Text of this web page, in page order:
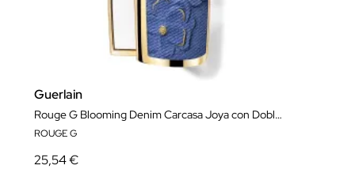
Guerlain
Rouge G Blooming Denim Carcasa Joya con Doble Espejo - Edición Limitada
ROUGE G
25,54 €